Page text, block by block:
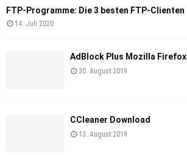
FTP-Programme: Die 3 besten FTP-Clienten
14. Juli 2020
AdBlock Plus Mozilla Firefox
20. August 2019
CCleaner Download
13. August 2019